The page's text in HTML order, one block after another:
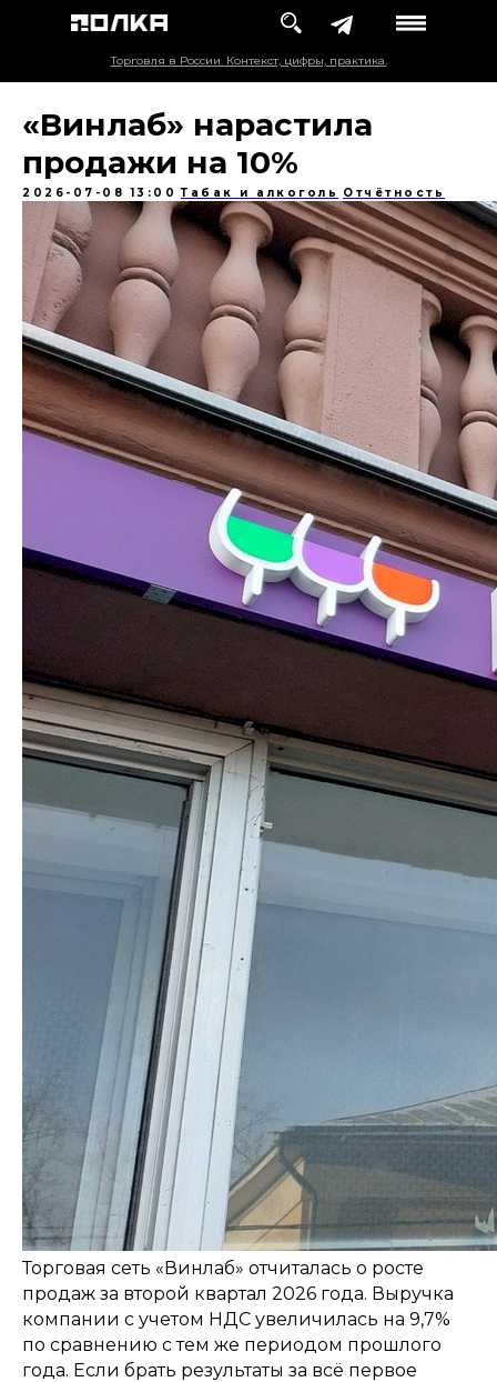
Торговля в России. Контекст, цифры, практика.
«Винлаб» нарастила
продажи на 10%
2026-07-08 13:00 Табак и алкоголь Отчётность
Торговая сеть «Винлаб» отчиталась о росте
продаж за второй квартал 2026 года. Выручка
компании с учетом НДС увеличилась на 9,7%
по сравнению с тем же периодом прошлого
года. Если брать результаты за всё первое